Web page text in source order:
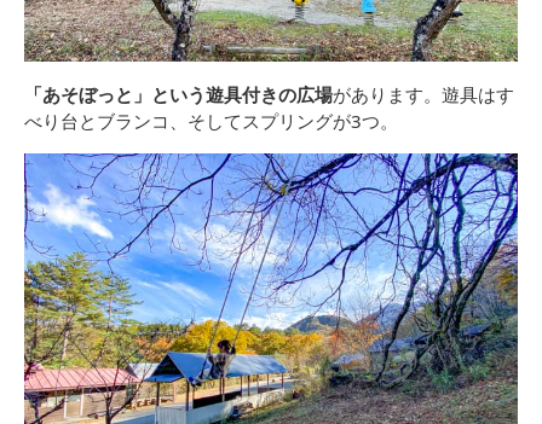
「あそぼっと」という遊具付きの広場があります。遊具はす
べり台とブランコ、そしてスプリングが3つ。